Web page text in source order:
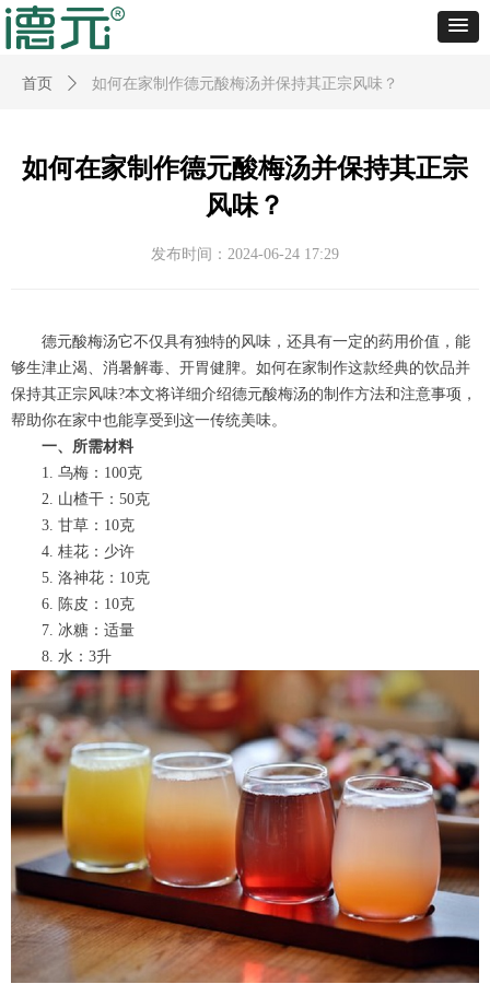
首页 ꄲ 如何在家制作德元酸梅汤并保持其正宗风味？
如何在家制作德元酸梅汤并保持其正宗
风味？
德元酸梅汤它不仅具有独特的风味，还具有一定的药用价值，能
够生津止渴、消暑解毒、开胃健脾。如何在家制作这款经典的饮品并
保持其正宗风味?本文将详细介绍德元酸梅汤的制作方法和注意事项，
帮助你在家中也能享受到这一传统美味。
一、所需材料
1. 乌梅：100克
2. 山楂干：50克
3. 甘草：10克
4. 桂花：少许
5. 洛神花：10克
6. 陈皮：10克
7. 冰糖：适量
8. 水：3升
发布时间： 2024-06-24 17:29